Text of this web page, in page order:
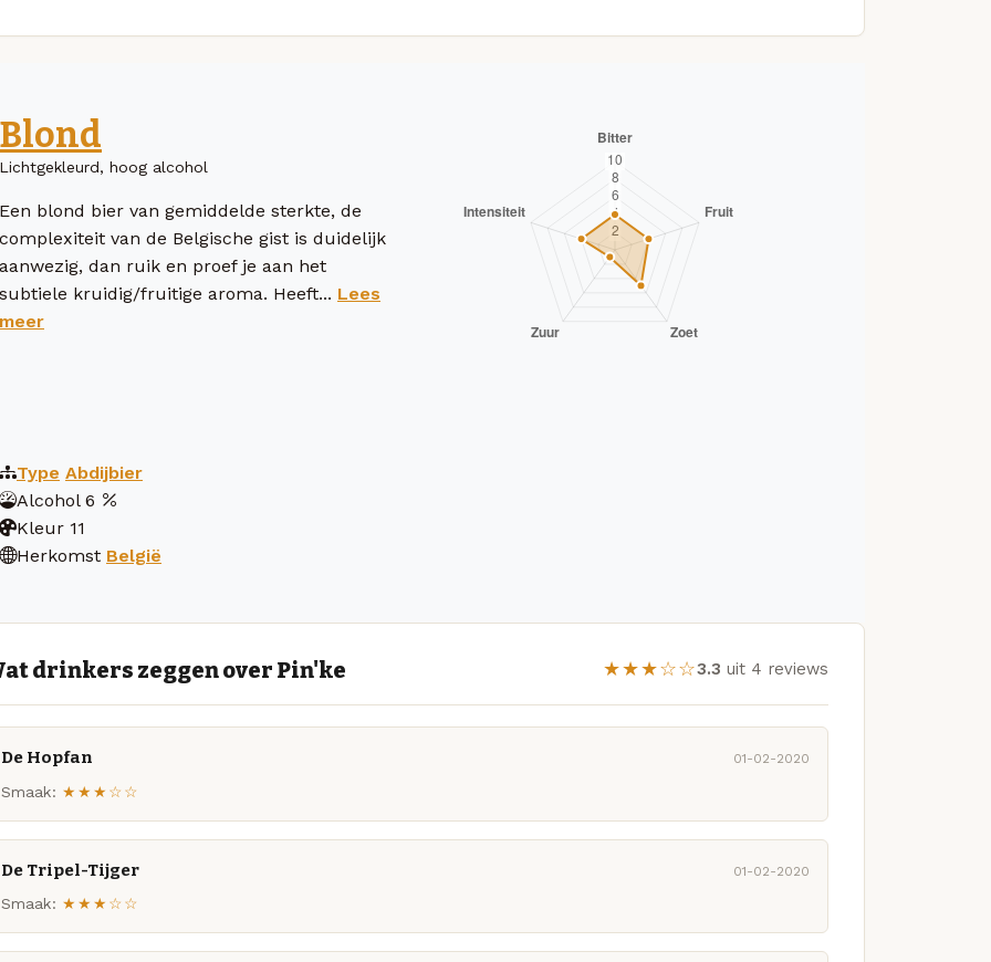
Blond
Lichtgekleurd, hoog alcohol
Een blond bier van gemiddelde sterkte, de
complexiteit van de Belgische gist is duidelijk
aanwezig, dan ruik en proef je aan het
subtiele kruidig/fruitige aroma. Heeft... Lees
meer
Type Abdijbier
Alcohol 6
Kleur 11
Herkomst België
drinkers zeggen over Pin'ke ★★★☆☆3.3 uit 4 reviews
De Hopfan 01-02-2020
Smaak: ★★★☆☆
De Tripel-Tijger 01-02-2020
Smaak: ★★★☆☆